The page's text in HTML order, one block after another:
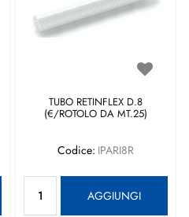
TUBO RETINFLEX D.8
(€/ROTOLO DA MT.25)
Codice: IPARI8R
AGGIUNGI